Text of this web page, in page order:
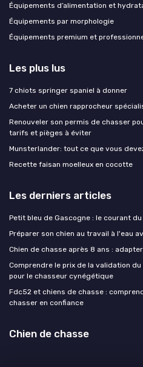
Équipements d’alimentation et
Équipements par morphologie
Équipements premium et
Les plus lus
7 chiots springer spaniel à donner
Acheter un chien rapprocheur
Renouveler son permis de chasser
tarifs et pièges à éviter
Munsterlander: tout ce que vous
Recette faisan moelleux en cocotte
Les derniers articles
Petit bleu de Gascogne : le courant
Préparer son chien au travail à l'eau
Chien de chasse après 8 ans :
Comprendre le prix de la validation
pour le chasseur cynégétique
Fdc52 et chiens de chasse :
chasser en confiance
Chien de chasse